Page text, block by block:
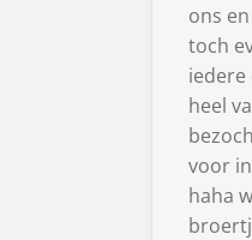
ons
toch
iedere
heel
voor
haha